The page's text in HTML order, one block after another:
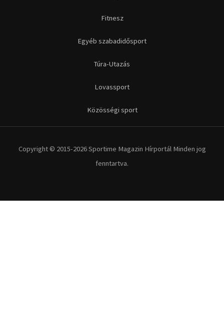
Fitnesz
Egyéb szabadidősport
Túra-Utazás
Lovassport
Közösségi sport
Copyright © 2015-2026 Sportime Magazin Hírportál Minden jog
fenntartva.